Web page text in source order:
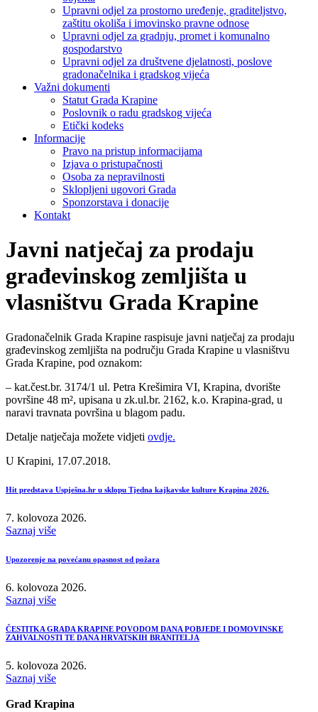
Upravni odjel za prostorno uređenje, graditeljstvo,
zaštitu okoliša i imovinsko pravne odnose
Upravni odjel za gradnju, promet i komunalno
gospodarstvo
Upravni odjel za društvene djelatnosti, poslove
gradonačelnika i gradskog vijeća
Važni dokumenti
Statut Grada Krapine
Poslovnik o radu gradskog vijeća
Etički kodeks
Informacije
Pravo na pristup informacijama
Izjava o pristupačnosti
Osoba za nepravilnosti
Sklopljeni ugovori Grada
Sponzorstava i donacije
Kontakt
Javni natječaj za prodaju
građevinskog zemljišta u
vlasništvu Grada Krapine
Gradonačelnik Grada Krapine raspisuje javni natječaj za prodaju
građevinskog zemljišta na području Grada Krapine u vlasništvu
Grada Krapine, pod oznakom:
– kat.čest.br. 3174/1 ul. Petra Krešimira VI, Krapina, dvorište
površine 48 m², upisana u zk.ul.br. 2162, k.o. Krapina-grad, u
naravi travnata površina u blagom padu.
Detalje natječaja možete vidjeti ovdje.
U Krapini, 17.07.2018.
Hit predstava Uspješna.hr u sklopu Tjedna kajkavske kulture Krapina 2026.
7. kolovoza 2026.
Saznaj više
Upozorenje na povećanu opasnost od požara
6. kolovoza 2026.
Saznaj više
ČESTITKA GRADA KRAPINE POVODOM DANA POBJEDE I DOMOVINSKE
ZAHVALNOSTI TE DANA HRVATSKIH BRANITELJA
5. kolovoza 2026.
Saznaj više
Grad Krapina